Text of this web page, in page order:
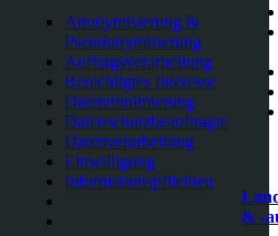
Anonymisierung &
Pseudonymisierung
Auftragsverarbeitung
Berechtigtes Interesse
Datenminimierung
Datenschutzbeauftragte
Datenverarbeitung
Einwilligung
Informationspflichten
& -